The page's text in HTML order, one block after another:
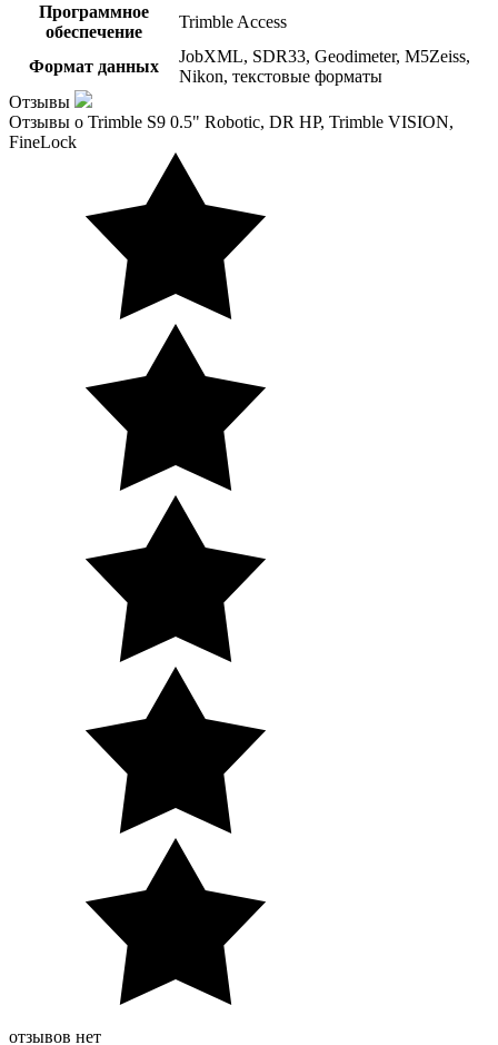
Программное
обеспечение
Trimble Access
Формат данных
JobXML, SDR33, Geodimeter, M5Zeiss,
Nikon, текстовые форматы
Отзывы
Отзывы о Trimble S9 0.5" Robotic, DR HP, Trimble VISION,
FineLock
отзывов нет